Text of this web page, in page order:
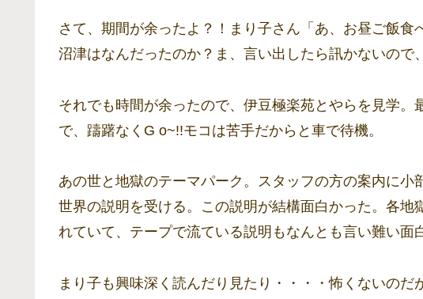
さて、期間が余ったよ？！まり子さん「あ、お昼ご飯
沼津はなんだったのか？ま、言い出したら訊かないので
それでも時間が余ったので、伊豆極楽苑とやらを見学。
で、躊躇なくG o~!!モコは苦手だからと車で待機。
あの世と地獄のテーマパーク。スタッフの方の案内に
世界の説明を受ける。この説明が結構面白かった。各地
れていて、テープで流ている説明もなんとも言い難い面
まり子も興味深く読んだり見たり・・・・怖くないの